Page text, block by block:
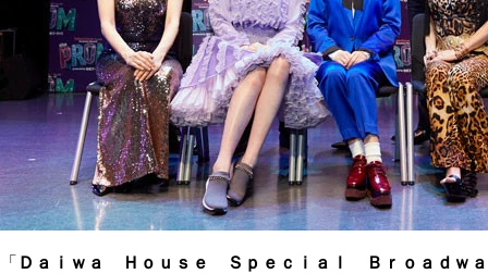
「 Ｄａｉｗａ Ｈｏｕｓｅ Ｓｐｅｃｉａｌ Ｂｒｏａｄｗａ